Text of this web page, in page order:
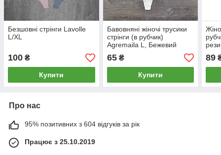
Безшовні стрінги Lavolle
L/XL
100 ₴
Купити
Бавовняні жіночі трусики
стрінги (в рубчик)
Agremaila L, Бежевий
65₴
Купити
89
Про нас
95% позитивних з 604 відгуків за рік
Працює з 25.10.2019